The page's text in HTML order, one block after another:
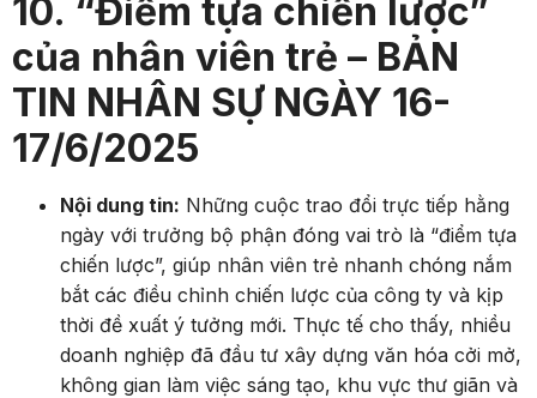
10. “Điểm tựa chiến lược”
của nhân viên trẻ – BẢN
TIN NHÂN SỰ NGÀY 16-
17/6/2025
Nội dung tin: Những cuộc trao đổi trực tiếp hằng
ngày với trưởng bộ phận đóng vai trò là “điểm tựa
chiến lược”, giúp nhân viên trẻ nhanh chóng nắm
bắt các điều chỉnh chiến lược của công ty và kịp
thời đề xuất ý tưởng mới. Thực tế cho thấy, nhiều
doanh nghiệp đã đầu tư xây dựng văn hóa cởi mở,
không gian làm việc sáng tạo, khu vực thư giãn và